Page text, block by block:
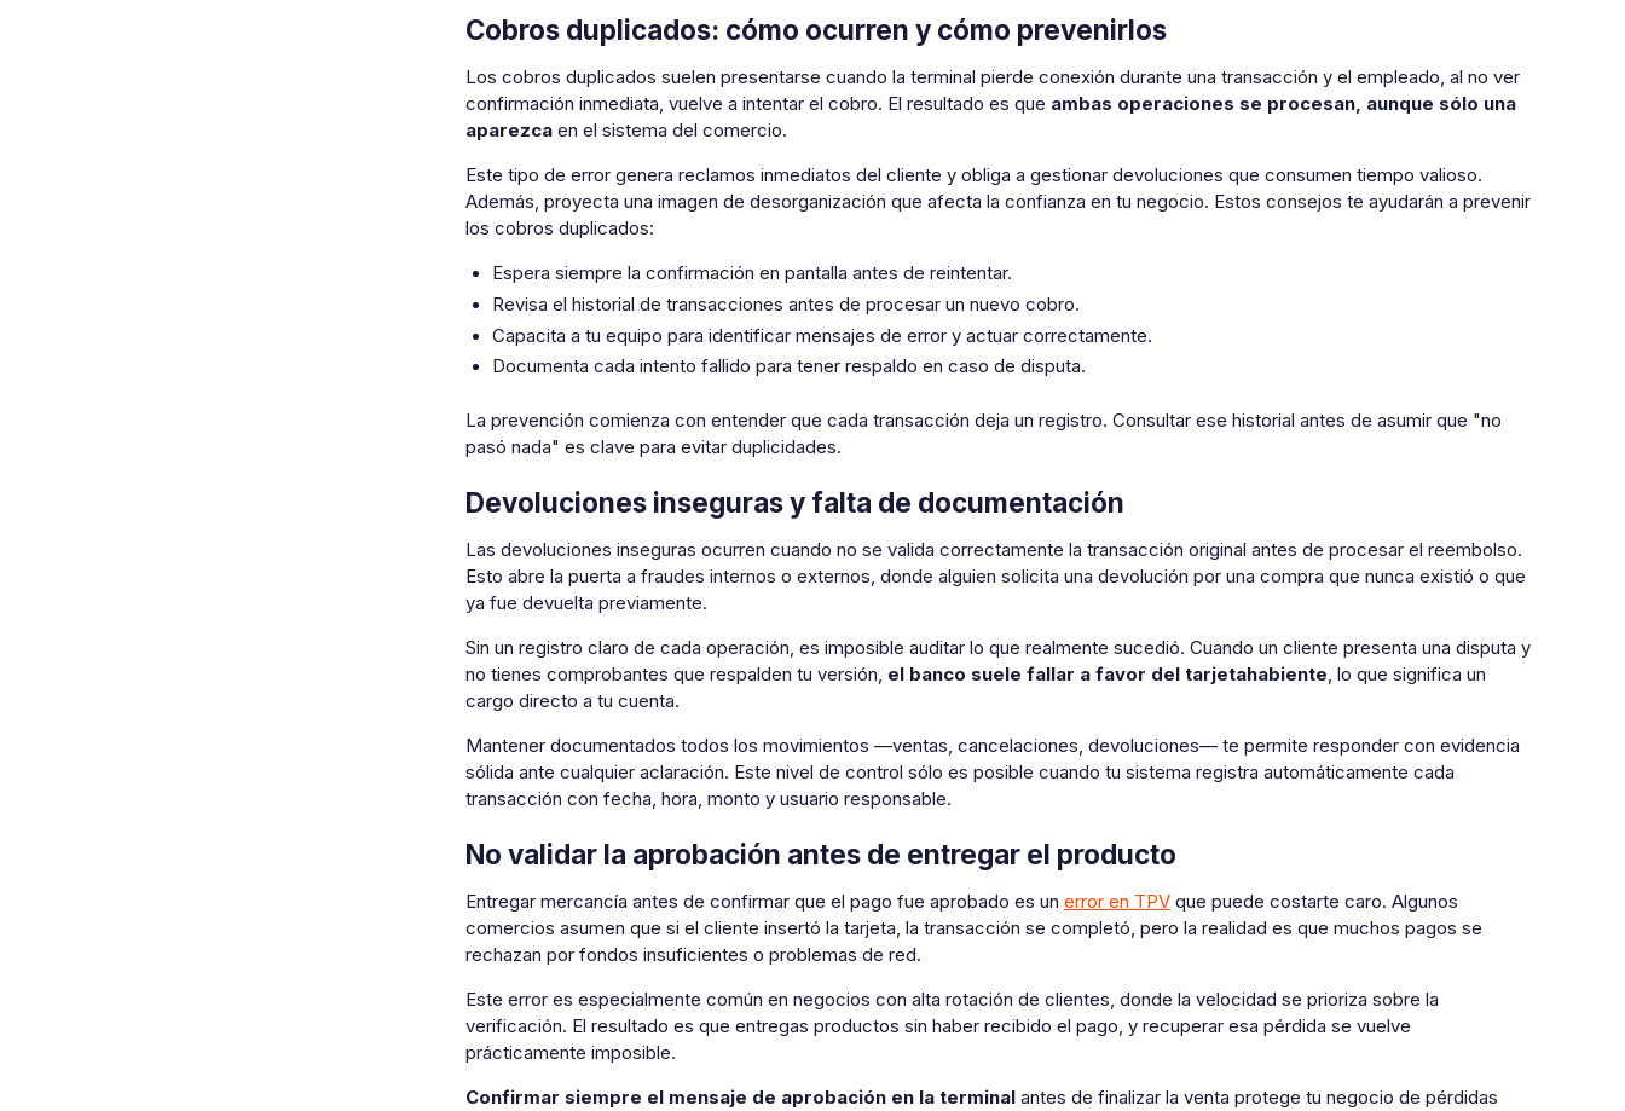
Cobros duplicados: cómo ocurren y cómo prevenirlos
Los cobros duplicados suelen presentarse cuando la terminal pierde conexión durante una transacción y el empleado, al no ver
confirmación inmediata, vuelve a intentar el cobro. El resultado es que ambas operaciones se procesan, aunque sólo una
aparezca en el sistema del comercio.
Este tipo de error genera reclamos inmediatos del cliente y obliga a gestionar devoluciones que consumen tiempo valioso.
Además, proyecta una imagen de desorganización que afecta la confianza en tu negocio. Estos consejos te ayudarán a prevenir
los cobros duplicados:
Espera siempre la confirmación en pantalla antes de reintentar.
Revisa el historial de transacciones antes de procesar un nuevo cobro.
Capacita a tu equipo para identificar mensajes de error y actuar correctamente.
Documenta cada intento fallido para tener respaldo en caso de disputa.
La prevención comienza con entender que cada transacción deja un registro. Consultar ese historial antes de asumir que "no
pasó nada" es clave para evitar duplicidades.
Devoluciones inseguras y falta de documentación
Las devoluciones inseguras ocurren cuando no se valida correctamente la transacción original antes de procesar el reembolso.
Esto abre la puerta a fraudes internos o externos, donde alguien solicita una devolución por una compra que nunca existió o que
ya fue devuelta previamente.
Sin un registro claro de cada operación, es imposible auditar lo que realmente sucedió. Cuando un cliente presenta una disputa y
no tienes comprobantes que respalden tu versión, el banco suele fallar a favor del tarjetahabiente, lo que significa un
cargo directo a tu cuenta.
Mantener documentados todos los movimientos —ventas, cancelaciones, devoluciones— te permite responder con evidencia
sólida ante cualquier aclaración. Este nivel de control sólo es posible cuando tu sistema registra automáticamente cada
transacción con fecha, hora, monto y usuario responsable.
No validar la aprobación antes de entregar el producto
Entregar mercancía antes de confirmar que el pago fue aprobado es un error en TPVque puede costarte caro. Algunos
comercios asumen que si el cliente insertó la tarjeta, la transacción se completó, pero la realidad es que muchos pagos se
rechazan por fondos insuficientes o problemas de red.
Este error es especialmente común en negocios con alta rotación de clientes, donde la velocidad se prioriza sobre la
verificación. El resultado es que entregas productos sin haber recibido el pago, y recuperar esa pérdida se vuelve
prácticamente imposible.
Confirmar siempre el mensaje de aprobación en la terminal antes de finalizar la venta protege tu negocio de pérdidas